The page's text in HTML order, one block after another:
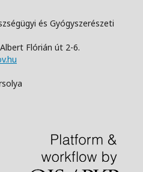
és Gyógyszerészeti
Flórián út 2-6.